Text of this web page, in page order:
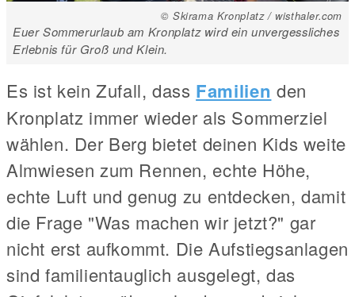
© Skirama Kronplatz / wisthaler.com
Euer Sommerurlaub am Kronplatz wird ein unvergessliches
Erlebnis für Groß und Klein.
Es ist kein Zufall, dass Familien den
Kronplatz immer wieder als Sommerziel
wählen. Der Berg bietet deinen Kids weite
Almwiesen zum Rennen, echte Höhe,
echte Luft und genug zu entdecken, damit
die Frage "Was machen wir jetzt?" gar
nicht erst aufkommt. Die Aufstiegsanlagen
sind familientauglich ausgelegt, das